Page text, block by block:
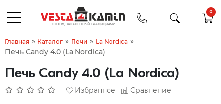
0
Главная » Каталог » Печи » La Nordica »
Печь Candy 4.0 (La Nordica)
Печь Candy 4.0 (La Nordica)
Избранное Сравнение